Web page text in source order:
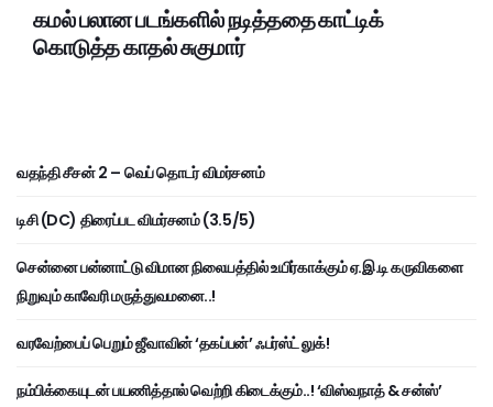
கமல் பலான படங்களில் நடித்ததை காட்டிக்
கொடுத்த காதல் சுகுமார்
வதந்தி சீசன் 2 – வெப் தொடர் விமர்சனம்
டிசி (DC) திரைப்பட விமர்சனம் (3.5/5)
சென்னை பன்னாட்டு விமான நிலையத்தில் உயிர்காக்கும் ஏ.இ.டி கருவிகளை
நிறுவும் காவேரி மருத்துவமனை..!
வரவேற்பைப் பெறும் ஜீவாவின் ‘தகப்பன்’ ஃபர்ஸ்ட் லுக்!
நம்பிக்கையுடன் பயணித்தால் வெற்றி கிடைக்கும்..! ‘விஸ்வநாத் & சன்ஸ்’